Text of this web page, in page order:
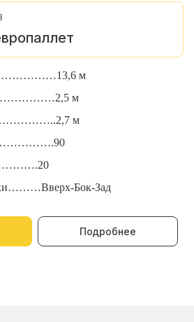
м
м
м
Бок-Зад
Подробнее